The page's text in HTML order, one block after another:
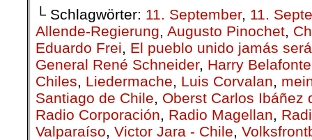
└ Schlagwörter: 11. September, 11.
Allende-Regierung Augusto Pinochet
Eduardo Frei
El pueblo unido jamás
General René Schneider, Harry Belafonte
Chiles
Lieder­mache Luis Corvalan
Santiago de Chile
Oberst Carlos Ibáñez
Radio Corporación
Radio Magellan
Valparaíso Victor Jara - Chile